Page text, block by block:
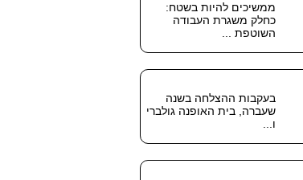
ממשיכים להיות בשטח:
כחלק משגרת העבודה
השוטפת ...
בעקבות ההצלחה בשנה
שעברה, בית האופנה גולברי
ו...